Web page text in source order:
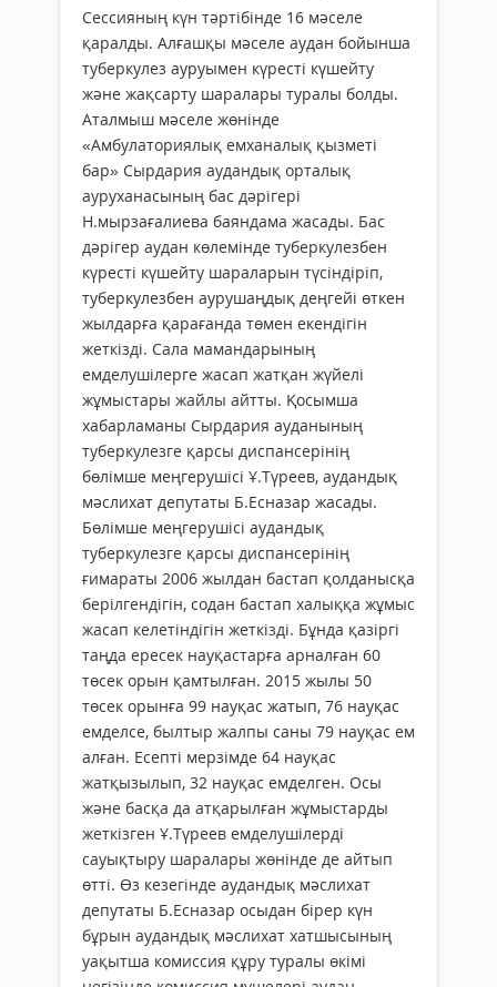
Сессияның күн тәртібінде 16 мәселе
қаралды. Алғашқы мәселе аудан бойынша
туберкулез ауруымен күресті күшейту
және жақсарту шаралары туралы болды.
Аталмыш мәселе жөнінде
«Амбулаториялық емханалық қызметі
бар» Сырдария аудандық орталық
ауруханасының бас дәрігері
Н.мырзағалиева баяндама жасады. Бас
дәрігер аудан көлемінде туберкулезбен
күресті күшейту шараларын түсіндіріп,
туберкулезбен аурушаңдық деңгейі өткен
жылдарға қарағанда төмен екендігін
жеткізді. Сала мамандарының
емделушілерге жасап жатқан жүйелі
жұмыстары жайлы айтты. Қосымша
хабарламаны Сырдария ауданының
туберкулезге қарсы диспансерінің
бөлімше меңгерушісі Ұ.Түреев, аудандық
мәслихат депутаты Б.Есназар жасады.
Бөлімше меңгерушісі аудандық
туберкулезге қарсы диспансерінің
ғимараты 2006 жылдан бастап қолданысқа
берілгендігін, содан бастап халыққа жұмыс
жасап келетіндігін жеткізді. Бұнда қазіргі
таңда ересек науқастарға арналған 60
төсек орын қамтылған. 2015 жылы 50
төсек орынға 99 науқас жатып, 76 науқас
емделсе, былтыр жалпы саны 79 науқас ем
алған. Есепті мерзімде 64 науқас
жатқызылып, 32 науқас емделген. Осы
және басқа да атқарылған жұмыстарды
жеткізген Ұ.Түреев емделушілерді
сауықтыру шаралары жөнінде де айтып
өтті. Өз кезегінде аудандық мәслихат
депутаты Б.Есназар осыдан бірер күн
бұрын аудандық мәслихат хатшысының
уақытша комиссия құру туралы өкімі